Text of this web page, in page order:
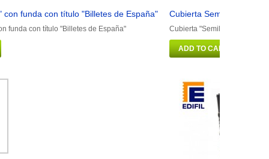
con funda con título "Billetes de España"
funda con título "Billetes de España"
Cubierta Semilujo con
Cubierta "Semilujo" con
ADD TO CART